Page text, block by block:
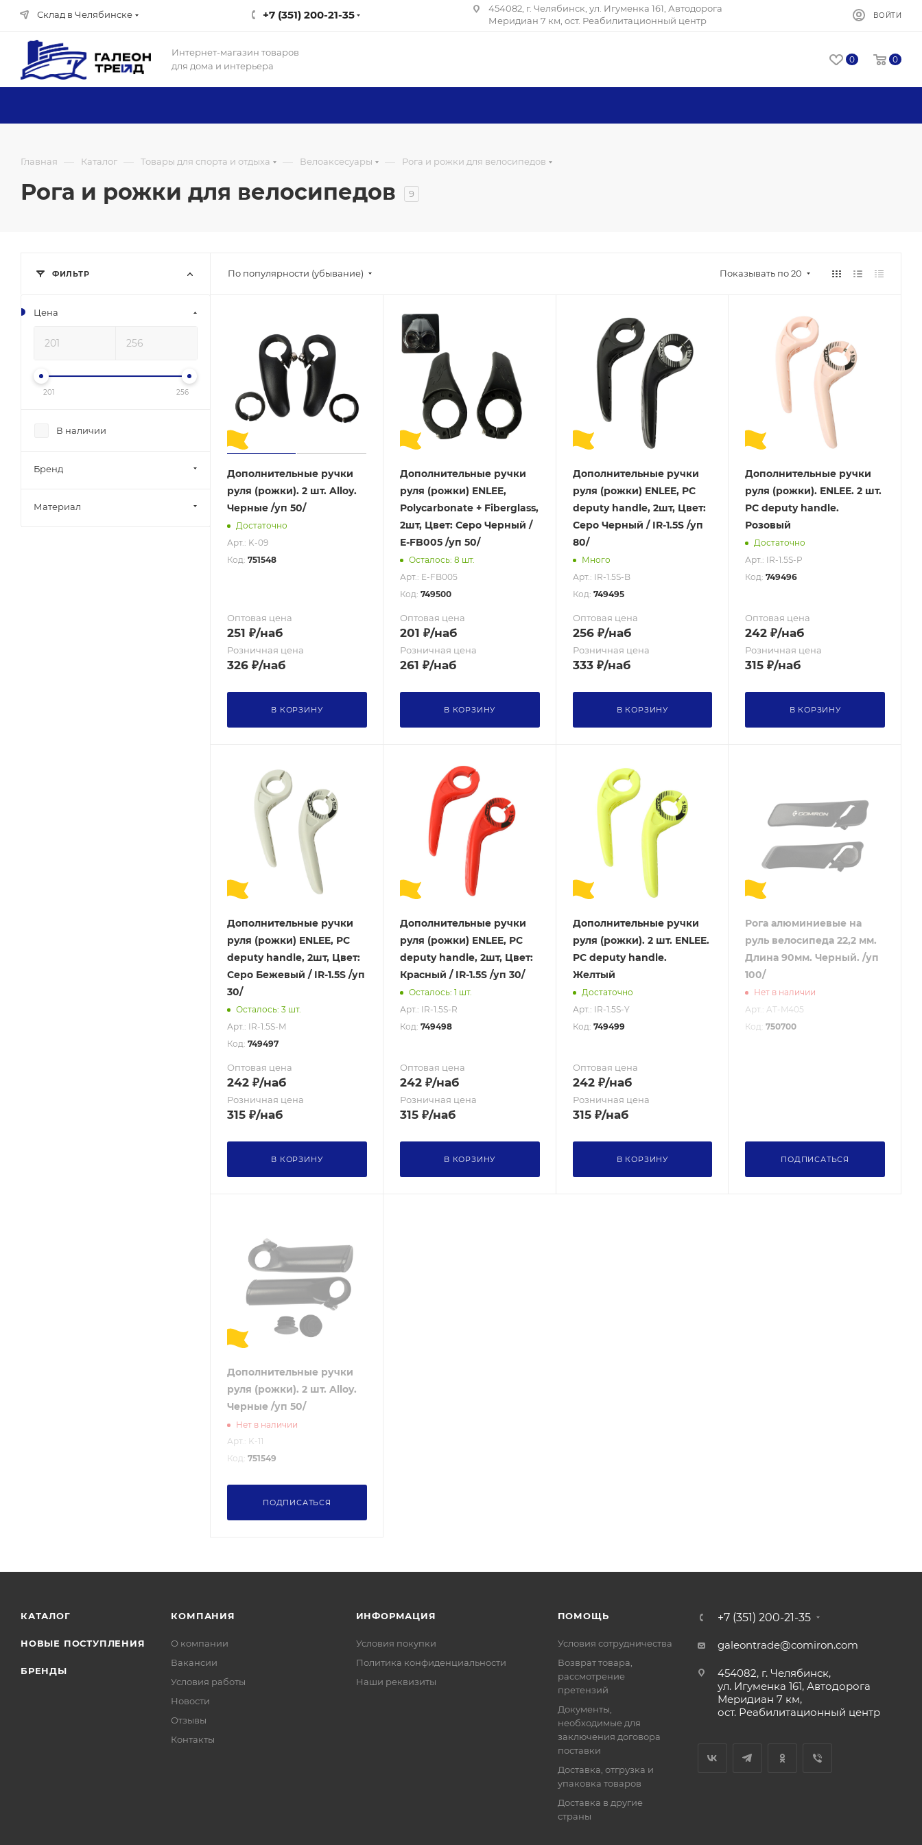
Склад в Челябинске +7 (351) 200-21-35
454082, г. Челябинск, ул. Игуменка 161, Автодорога
Меридиан 7 км, ост. Реабилитационный центр
ВОЙТИ
Интернет-магазин товаров
для дома и интерьера
0 0
Главная — Каталог — Товары для спорта и отдыха — Велоаксесуары — Рога и рожки для велосипедов
Рога и рожки для велосипедов 9
По популярности (убывание) Показывать по 20
Дополнительные ручки
руля (рожки). 2 шт. Alloy.
Черные /уп 50/
Достаточно
Арт.: K-09
Код: 751548
Оптовая цена
251 ₽/наб
Розничная цена
326 ₽/наб
В КОРЗИНУ
Дополнительные ручки
руля (рожки) ENLEE,
Polycarbonate + Fiberglass,
2шт, Цвет: Серо Черный /
E-FB005 /уп 50/
Осталось: 8 шт.
Арт.: E-FB005
Код: 749500
Оптовая цена
201 ₽/наб
Розничная цена
261 ₽/наб
В КОРЗИНУ
Дополнительные ручки
руля (рожки) ENLEE, PC
deputy handle, 2шт, Цвет:
Серо Черный / IR-1.5S /уп
80/
Много
Арт.: IR-1.5S-B
Код: 749495
Оптовая цена
256₽/наб
Розничная цена
333₽/наб
В КОРЗИНУ
Дополнительные ручки
руля (рожки). ENLEE. 2 шт.
PC deputy handle.
Розовый
Достаточно
Арт.: IR-1.5S-P
Код:749496
Оптовая цена
242 ₽/наб
Розничная цена
315 ₽/наб
В КОРЗИНУ
Дополнительные ручки
руля (рожки) ENLEE, PC
deputy handle, 2шт, Цвет:
Серо Бежевый / IR-1.5S /уп
30/
Осталось: 3 шт.
Арт.: IR-1.5S-M
Код: 749497
Оптовая цена
242 ₽/наб
Розничная цена
315 ₽/наб
В КОРЗИНУ
Дополнительные ручки
руля (рожки) ENLEE, PC
deputy handle, 2шт, Цвет:
Красный / IR-1.5S /уп 30/
Осталось: 1 шт.
Арт.: IR-1.5S-R
Код: 749498
Оптовая цена
242₽/наб
Розничная цена
315₽/наб
В КОРЗИНУ
Дополнительные ручки
руля (рожки). 2 шт. ENLEE.
PC deputy handle.
Желтый
Достаточно
Арт.: IR-1.5S-Y
Код: 749499
Оптовая цена
242₽/наб
Розничная цена
315₽/наб
В КОРЗИНУ
Рога алюминиевые на
руль велосипеда 22,2 мм.
Длина 90мм. Черный. /уп
100/
Нет в наличии
Арт.: AT-M405
Код:750700
ПОДПИСАТЬСЯ
Дополнительные ручки
руля (рожки). 2 шт. Alloy.
Черные /уп 50/
Нет в наличии
Арт.: K-11
Код: 751549
ПОДПИСАТЬСЯ
ФИЛЬТР
Цена
201 256
В наличии
Бренд
Материал
КАТАЛОГ
НОВЫЕ ПОСТУПЛЕНИЯ
БРЕНДЫ
КОМПАНИЯ
О компании
Вакансии
Условия работы
Новости
Отзывы
Контакты
ИНФОРМАЦИЯ
Условия покупки
Политика конфиденциальности
Наши реквизиты
ПОМОЩЬ
Условия сотрудничества
Возврат товара,
рассмотрение
претензий
Документы,
необходимые для
заключения договора
поставки
Доставка, отгрузка и
упаковка товаров
Доставка в другие
страны
+7 (351) 200-21-35
galeontrade@comiron.com
454082, г. Челябинск,
ул. Игуменка 161, Автодорога
Меридиан 7 км,
ост. Реабилитационный центр